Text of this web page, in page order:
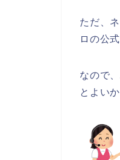
ただ、
ロの公
なので
とよい